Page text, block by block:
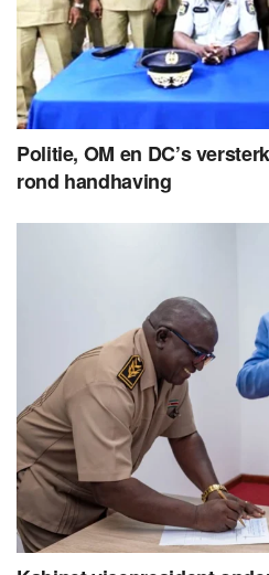
Politie, OM en DC’s
rond handhaving